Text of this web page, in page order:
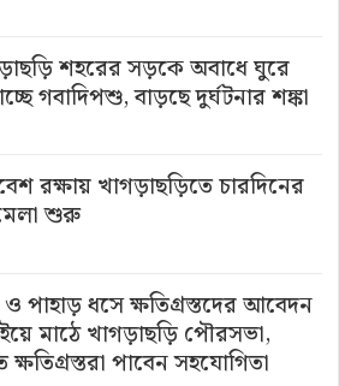
শহরের সড়কে অবাধে ঘুরে
গবাদিপশু, বাড়ছে দুর্ঘটনার শঙ্কা
রক্ষায় খাগড়াছড়িতে চারদিনের
শুরু
ও পাহাড় ধসে ক্ষতিগ্রস্তদের আবেদন
মাঠে খাগড়াছড়ি পৌরসভা,
ক্ষতিগ্রস্তরা পাবেন সহযোগিতা